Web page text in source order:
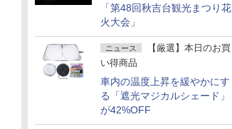
「第48回秋吉台観光まつり花
火大会」
ニュース
【厳選】本日のお買
い得商品
車内の温度上昇を緩やかにす
る「遮光マジカルシェード」
が42%OFF